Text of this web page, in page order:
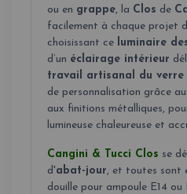
ou en grappe, la Clos de
facilement à chaque projet
choisissant ce luminaire
d’un éclairage intérieur
travail artisanal du verre
de personnalisation grâce
aux finitions métalliques,
lumineuse chaleureuse et
Cangini & Tucci Clos se
d'abat-jour, et toutes sont
douille pour ampoule E14 ou